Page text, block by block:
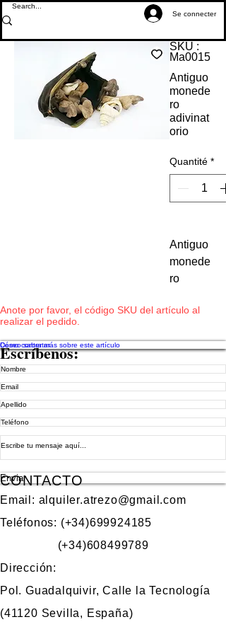
Se connecter
SKU :
Ma0015
Antiguo
monede
ro
adivinat
orio
Quantité *
Antiguo
monede
ro
orio con
y
conchas
Anote por favor, el código SKU del artículo al
realizar el pedido.
Deseo saber más sobre este artículo
Cómo contratar
Escríbenos:
Enviar
CONTACTO
Email: alquiler.atrezo@gmail.com
Teléfonos: (+34)699924185
(+34)608499789
Dirección:
Pol. Guadalquivir, Calle la Tecnología
(41120 Sevilla, España)